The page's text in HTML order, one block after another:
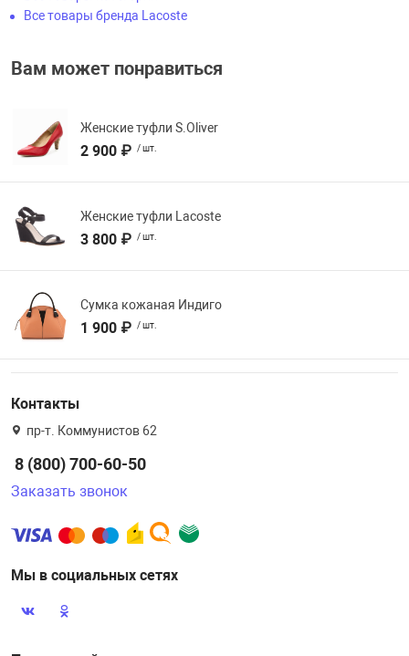
Все товары бренда Lacoste
Вам может понравиться
Женские туфли S.Oliver
2 900 ₽ / шт.
Женские туфли Lacoste
3 800 ₽ / шт.
Сумка кожаная Индиго
1 900 ₽ / шт.
Контакты
пр-т. Коммунистов 62
8 (800) 700-60-50
Заказать звонок
Мы в социальных сетях